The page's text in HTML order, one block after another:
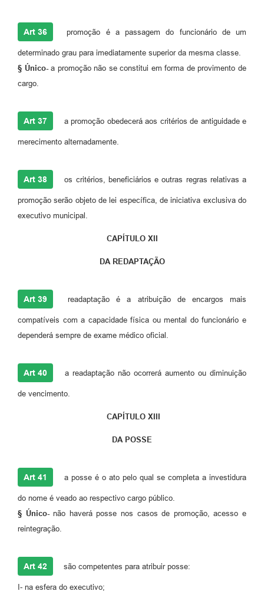
Art 36 promoção é a passagem do funcionário de um
determinado grau para imediatamente superior da mesma classe.
§ Único-a promoção não se constitui em forma de provimento de
cargo.
Art 37 a promoção obedecerá aos critérios de antiguidade e
merecimento alternadamente.
Art 38 os critérios, beneficiários e outras regras relativas a
promoção serão objeto de lei específica, de iniciativa exclusiva do
executivo municipal.
CAPÍTULO XII
DA REDAPTAÇÃO
Art 39 readaptação é a atribuição de encargos mais
compatíveis com a capacidade física ou mental do funcionário e
dependerá sempre de exame médico oficial.
Art 40 a readaptação não ocorrerá aumento ou diminuição
de vencimento.
CAPÍTULO XIII
DA POSSE
Art 41 a posse é o ato pelo qual se completa a investidura
do nome é veado ao respectivo cargo público.
§ Único-não haverá posse nos casos de promoção, acesso e
reintegração.
Art 42 são competentes para atribuir posse:
I- na esfera do executivo;